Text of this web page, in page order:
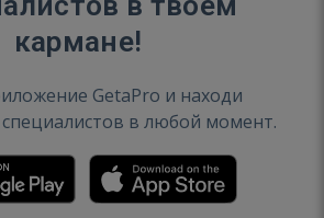
кармане!
GetaPro и находи
в любой момент.